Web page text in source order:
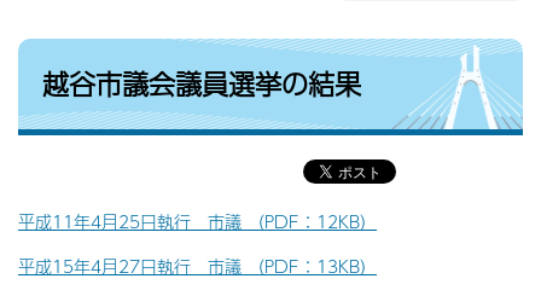
越谷市議会議員選挙の結果
平成11年4月25日執行 市議 （PDF：12KB）
平成15年4月27日執行 市議 （PDF：13KB）